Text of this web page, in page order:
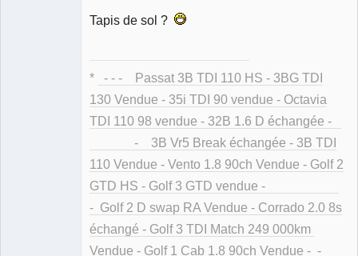
Tapis de sol ?
*
- - - Passat 3B TDI 110 HS - 3BG TDI
130 Vendue - 35i TDI 90 vendue - Octavia
TDI 110 98 vendue - 32B 1.6 D échangée -
- 3B Vr5 Break échangée - 3B TDI
110 Vendue - Vento 1.8 90ch Vendue - Golf 2
GTD HS - Golf 3 GTD vendue -
- Golf 2 D swap RA Vendue - Corrado 2.0 8s
échangé - Golf 3 TDI Match 249 000km
Vendue - Golf 1 Cab 1.8 90ch Vendue - -